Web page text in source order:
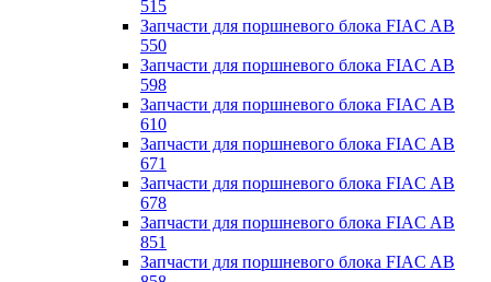
515
Запчасти для поршневого блока FIAC AB
550
Запчасти для поршневого блока FIAC AB
598
Запчасти для поршневого блока FIAC AB
610
Запчасти для поршневого блока FIAC AB
671
Запчасти для поршневого блока FIAC AB
678
Запчасти для поршневого блока FIAC AB
851
Запчасти для поршневого блока FIAC AB